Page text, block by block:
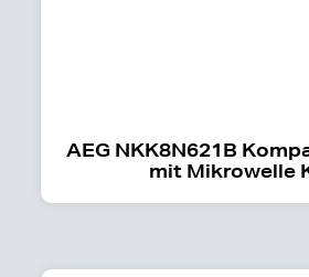
AEG NKK8N621B
mit Mikrowelle